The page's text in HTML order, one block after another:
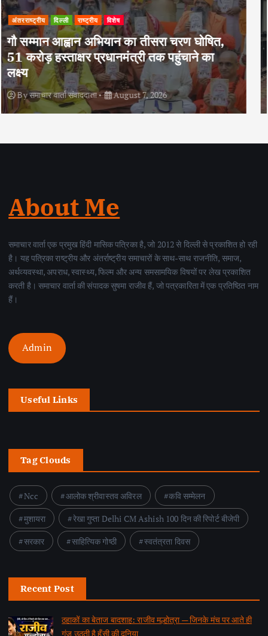
अपराध दिल्ली राष्ट्रीय
दोहरे हत्याकांड का वांछित आरोपी क्राइम ब्रांच के
हत्थे चढ़ा, नौ आपराधिक मामलों में रहा है शामिल
Byसमाचार वार्ता संवाददाता August 6, 2026
About Me
समाचार वार्ता एक प्रमुख हिंदी मासिक पत्रिका है, जो 2012 से दिल्ली से प्रकाशित हो रही
है। यह पत्रिका राष्ट्रीय और अंतर्राष्ट्रीय समाचारों के साथ-साथ राजनीति, समाज,
अर्थव्यवस्था, अपराध, स्वास्थ्य, फिल्म और अन्य समसामयिक विषयों पर लेख प्रकाशित
करती है। समाचार वार्ता की संपादक सुषमा राजीव हैं, जो पत्रकारिता में एक प्रतिष्ठित नाम
हैं।
Admin
Useful Links
Tag Clouds
Ncc आलोक श्रीवास्तव अविरल
कवि सम्मेलन
मुशायरा
रेखा गुप्ता Delhi CM Ashish 100 दिन की रिपोर्ट बीजेपी
सरकार
साहित्यिक गोष्ठी स्वतंत्रता दिवस
Recent Post
ठहाकों का बेताज बादशाह: राजीव मल्होत्रा — जिनके मंच पर आते ही
गूंज उठती है हँसी की दुनिया